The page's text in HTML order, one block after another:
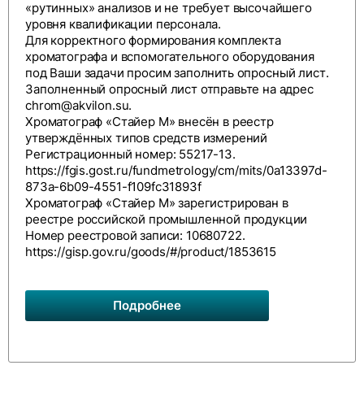
«рутинных» анализов и не требует высочайшего
уровня квалификации персонала.
Для корректного формирования комплекта
хроматографа и вспомогательного оборудования
под Ваши задачи просим заполнить опросный лист.
Заполненный опросный лист отправьте на адрес
chrom@akvilon.su.
Хроматограф «Стайер М» внесён в реестр
утверждённых типов средств измерений
Регистрационный номер: 55217-13.
https://fgis.gost.ru/fundmetrology/cm/mits/0a13397d-
873a-6b09-4551-f109fc31893f
Хроматограф «Стайер М» зарегистрирован в
реестре российской промышленной продукции
Номер реестровой записи: 10680722.
https://gisp.gov.ru/goods/#/product/1853615
Подробнее